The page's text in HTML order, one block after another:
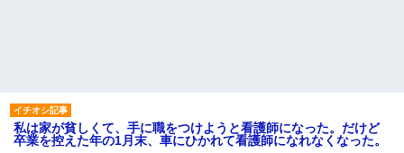
私は家が貧しくて、手に職をつけようと看護師になった。だけど
卒業を控えた年の1月末、車にひかれて看護師になれなくなった。